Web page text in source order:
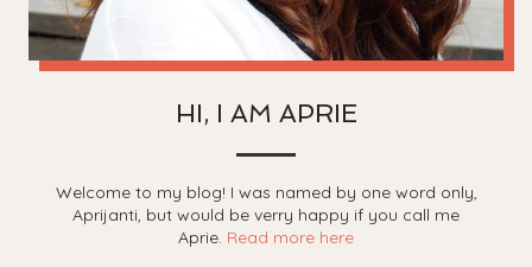
HI, I AM APRIE
Welcome to my blog! I was named by one word only,
Aprijanti, but would be verry happy if you call me
Aprie. Read more here